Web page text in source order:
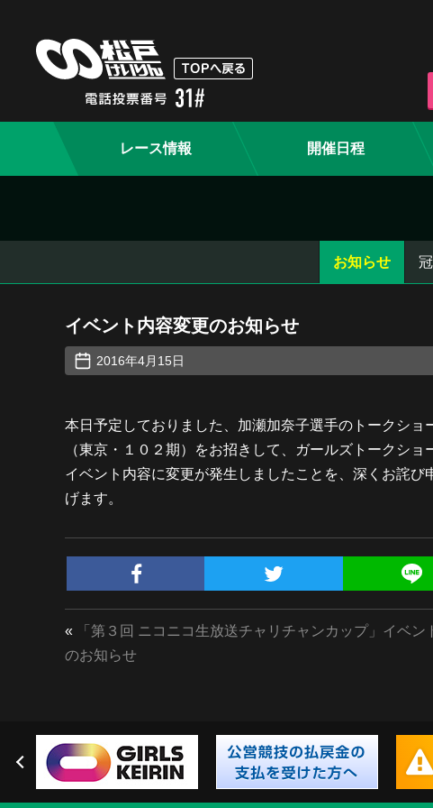
レース情報 開催日程
お知らせ
イベント内容変更のお知らせ
2016年4月15日
本日予定しておりました、加瀬加奈子選手のトークシ
（東京・１０２期）をお招きして、ガールズトークショ
イベント内容に変更が発生しましたことを、深くお詫
げます。
«
「第３回 ニコニコ生放送チャリチャンカップ」イベン
のお知らせ